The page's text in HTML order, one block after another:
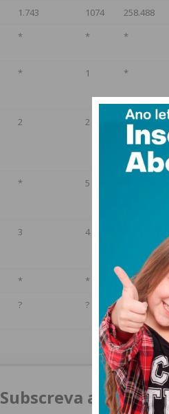
1.743 1074 258.488
* * *
* 1 *
2 2 *
* 5
3 4
* * *
? ? ?
Subscreva a